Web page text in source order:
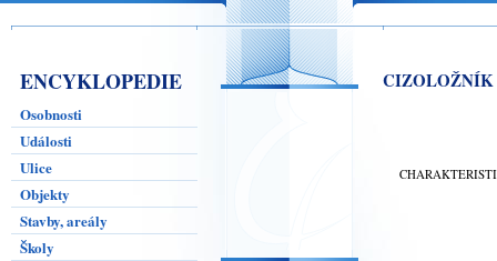
ENCYKLOPEDIE
Osobnosti
Události
Ulice
Objekty
Stavby, areály
Školy
CIZOLOŽNÍK